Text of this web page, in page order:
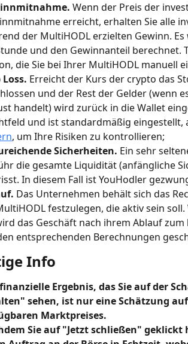
Wenn der Preis der
erreicht, erhalten Sie alle
der MultiHODL erzielten Gewinn.
und den Gewinnanteil berechnet.
die Sie bei Ihrer MultiHODL manuell
Erreicht der Kurs der crypto das
und der Rest der Gelder (wenn
handelt) wird zurück in die Wallet
und ist standardmäßig eingestellt,
, um Ihre Risiken zu kontrollieren;
Sicherheiten. Ein sehr
die gesamte Liquidität (anfängliche
In diesem Fall ist YouHodler
Das Unternehmen behält sich das
festzulegen, die aktiv sein
das Geschäft nach ihrem Ablauf
entsprechenden Berechnungen
Info
Ergebnis, das Sie auf der
sehen, ist nur eine Schätzung
Marktpreises.
Sie auf "Jetzt schließen"